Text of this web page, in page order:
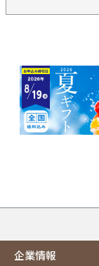
企業情報